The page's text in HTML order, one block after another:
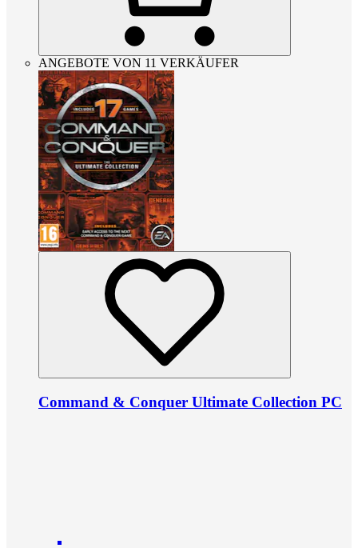
ANGEBOTE VON 11 VERKÄUFER
Command & Conquer Ultimate Collection PC